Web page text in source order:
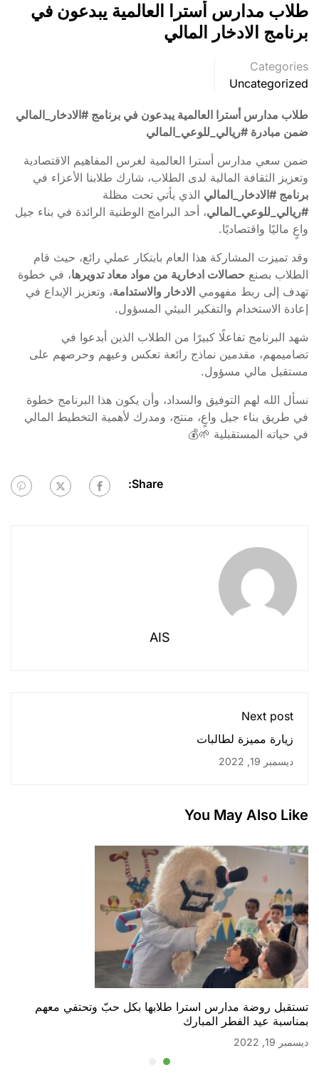
طلاب مدارس أسترا العالمية يبدعون في
برنامج الادخار المالي
Categories
Uncategorized
طلاب مدارس أسترا العالمية يبدعون في برنامج #الادخار_المالي
ضمن مبادرة #ريالي_للوعي_المالي
ضمن سعي مدارس أسترا العالمية لغرس المفاهيم الاقتصادية
وتعزيز الثقافة المالية لدى الطلاب، شارك طلابنا الأعزاء في
برنامج #الادخار_المالي الذي يأتي تحت مظلة
#ريالي_للوعي_المالي، أحد البرامج الوطنية الرائدة في بناء جيل
واعٍ ماليًا واقتصاديًا.
وقد تميزت المشاركة هذا العام بابتكار عملي رائع، حيث قام
الطلاب بصنع حصالات ادخارية من مواد معاد تدويرها، في خطوة
تهدف إلى ربط مفهومي الادخار والاستدامة، وتعزيز الإبداع في
إعادة الاستخدام والتفكير البيئي المسؤول.
شهد البرنامج تفاعلًا كبيرًا من الطلاب الذين أبدعوا في
تصاميمهم، مقدمين نماذج رائعة تعكس وعيهم وحرصهم على
مستقبل مالي مسؤول.
نسأل الله لهم التوفيق والسداد، وأن يكون هذا البرنامج خطوة
في طريق بناء جيل واعٍ، منتج، ومدرك لأهمية التخطيط المالي
في حياته المستقبلية 🌱💰
Share:
AIS
Next post
زيارة مميزة لطالبات
أسترا العالمية بمناسبة
ديسمبر 19, 2022
You May Also Like
تستقبل روضة مدارس استرا طلابها بكل حبّ وتحتفي معهم
بمناسبة عيد الفطر المبارك
ديسمبر 19, 2022